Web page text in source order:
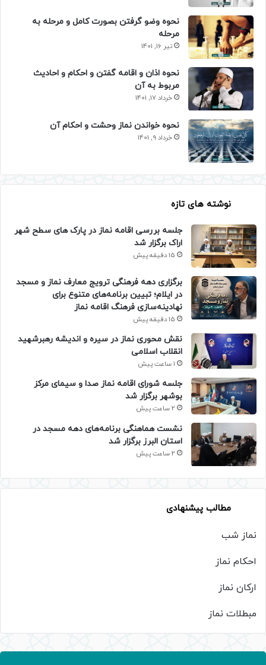
نحوه وضو گرفتن بصورت کامل و مرحله به
مرحله
تیر 16, 1401
نحوه اذان و اقامه گفتن و احکام و احادیث
مربوط به آن
خرداد 17, 1401
نحوه خواندن نماز وحشت و احکام آن
خرداد 9, 1401
نوشته های تازه
جلسه بررسی اقامه نماز در پارک های سطح شهر
اراک برگزار شد
15 دقیقه پیش
برگزاری دهه فرهنگی ترویج معارف نماز و مسجد
در ایلام؛ تبیین برنامه‌های متنوع برای
نهادینه‌سازی فرهنگ اقامه نماز
15 دقیقه پیش
نقش محوری نماز در سیره و اندیشه رهبرشهید
انقلاب اسلامی
1 ساعت پیش
جلسه شورای اقامه نماز صدا و سیمای مرکز
بوشهر برگزار شد
2 ساعت پیش
نشست هماهنگی برنامه‌های دهه مسجد در
استان البرز برگزار شد
2 ساعت پیش
مطالب پیشنهادی
نماز شب
احکام نماز
ارکان نماز
مبطلات نماز